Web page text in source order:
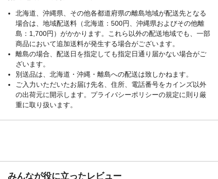
北海道、沖縄県、その他各都道府県の離島地域が配送先となる
場合は、地域配送料（北海道：500円、沖縄県およびその他離
島：1,700円）がかかります。これら以外の配送地域でも、一部
商品において追加送料が発生する場合がございます。
離島の場合、配送日を指定しても指定日通り届かない場合がご
ざいます。
別送品は、北海道・沖縄・離島への配送は致しかねます。
ご入力いただいたお届け先名、住所、電話番号をカインズ以外
の出荷元に開示します。プライバシーポリシーの規定に則り厳
重に取り扱います。
みんなが役に立ったレビュー